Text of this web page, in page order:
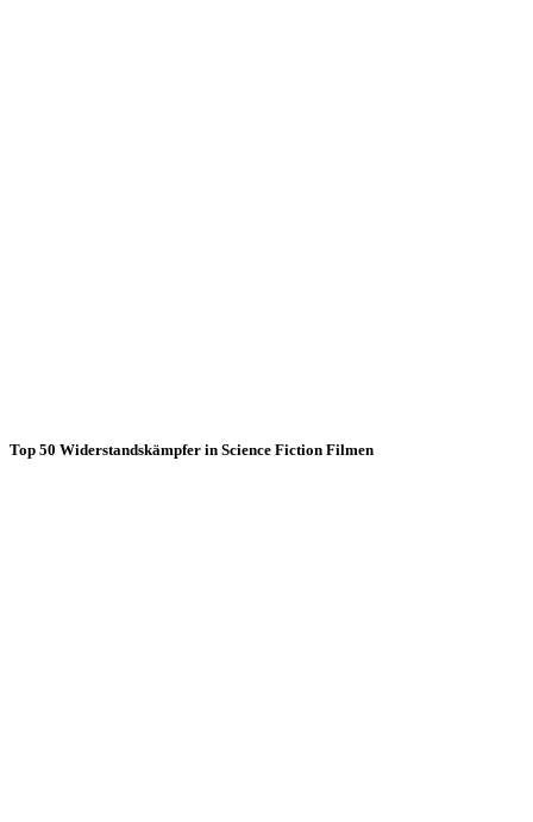
Top 50 Widerstandskämpfer in Science Fiction Filmen